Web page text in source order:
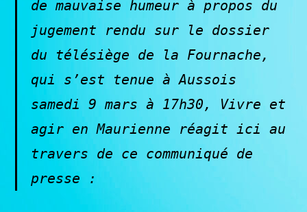
de mauvaise humeur à propos du
jugement rendu sur le dossier
du télésiège de la Fournache,
qui s’est tenueà Aussois
samedi 9 mars à 17h30, Vivre et
agir en Maurienne réagit ici au
travers de ce communiqué de
presse :